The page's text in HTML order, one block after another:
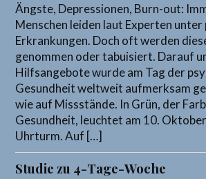
Ängste, Depressionen, Burn-out:
Menschen leiden laut Experten unter
Erkrankungen. Doch oft werden
genommen oder tabuisiert. Darauf
Hilfsangebote wurde am Tag der
Gesundheit weltweit aufmerksam
wie auf Missstände. In Grün, der
Gesundheit, leuchtet am 10.
Uhrturm. Auf […]
Studie zu 4-Tage-Woche